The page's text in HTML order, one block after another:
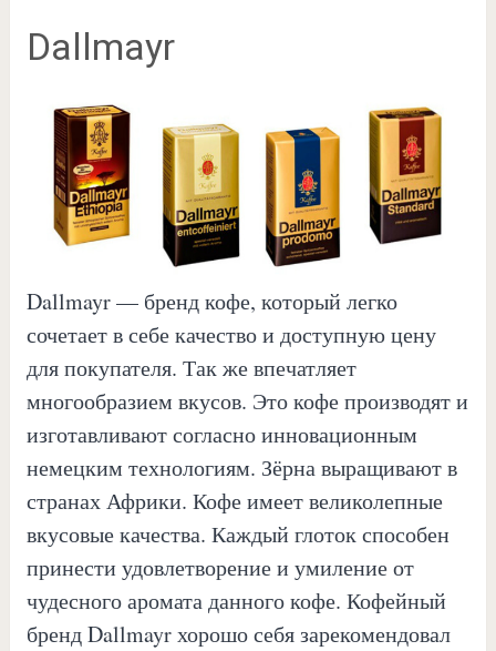
Dallmayr
Dallmayr — бренд кофе, который легко
сочетает в себе качество и доступную цену
для покупателя. Так же впечатляет
многообразием вкусов. Это кофе производят и
изготавливают согласно инновационным
немецким технологиям. Зёрна выращивают в
странах Африки. Кофе имеет великолепные
вкусовые качества. Каждый глоток способен
принести удовлетворение и умиление от
чудесного аромата данного кофе. Кофейный
бренд Dallmayr хорошо себя зарекомендовал